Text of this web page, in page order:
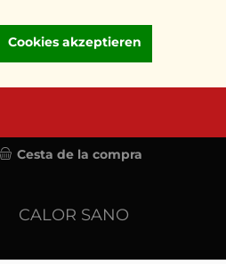
Cookies akzeptieren
Cesta de la compra
CALOR SANO